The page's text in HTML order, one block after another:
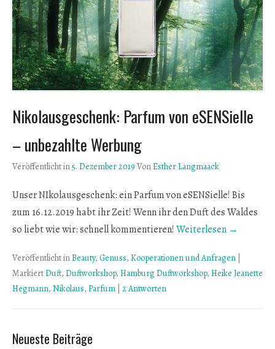
Nikolausgeschenk: Parfum von eSENSielle
– unbezahlte Werbung
Veröffentlicht in5. Dezember 2019 VonEsther Langmaack
Unser NIkolausgeschenk: ein Parfum von eSENSielle! Bis
zum 16.12.2019 habt ihr Zeit! Wenn ihr den Duft des Waldes
so liebt wie wir: schnell kommentieren!Weiterlesen →
Veröffentlicht inBeauty, Genuss, Kooperationen und Anfragen
MarkiertDuft, Duftworkshop, Hamburg Duftworkshop, Heike Jeanette
Hegmann, Nikolaus, Parfum 2 Antworten
Neueste Beiträge